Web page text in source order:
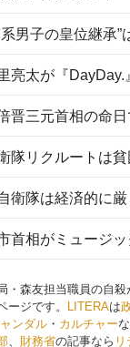
・森友担当職員の自
ージです。
LITERAは
ンダル ・ カルチャー
、 財務省の記事なら リ